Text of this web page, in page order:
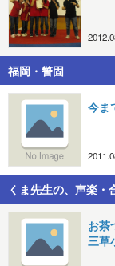
福岡・警固 リ
今ま
くま先生の、声楽・
お茶
三草